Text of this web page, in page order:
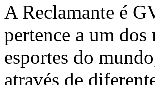
A Reclamante é
pertence a um dos
esportes do
através de